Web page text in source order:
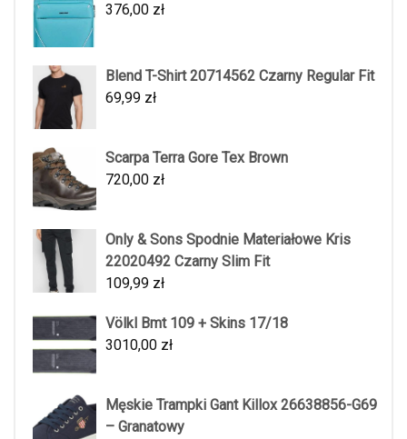
376,00 zł
Blend T-Shirt 20714562 Czarny Regular Fit
69,99 zł
Scarpa Terra Gore Tex Brown
720,00 zł
Only & Sons Spodnie Materiałowe Kris
22020492 Czarny Slim Fit
109,99 zł
Völkl Bmt 109 + Skins 17/18
3010,00 zł
Męskie Trampki Gant Killox 26638856-G69
– Granatowy